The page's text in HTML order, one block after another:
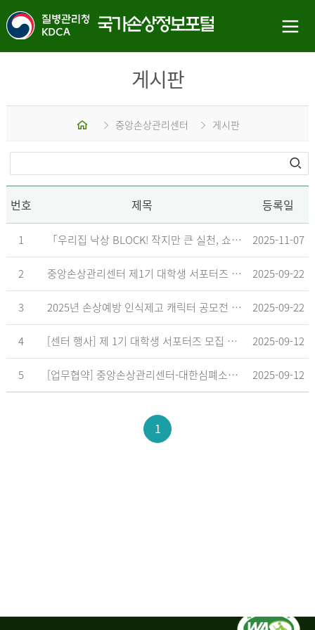
게시판
중앙손상관리센터 게시판
번호 제목 등록일
1 「우리집 낙상 BLOCK! 작지만 큰 실천, 쇼츠 챌린지」 수상작 발표 2025-11-07
2 중앙손상관리센터 제1기 대학생 서포터즈 합격자 발표 2025-09-22
3 2025년 손상예방 인식제고 캐릭터 공모전 결과발표 지연 안내 2025-09-22
4 [센터 행사] 제 1기 대학생 서포터즈 모집 공고 2025-09-12
5 [업무협약] 중앙손상관리센터-대한심폐소생협회, 학교현장 CPR 교육 확대 위한 업무협약 체결 2025-09-12
1